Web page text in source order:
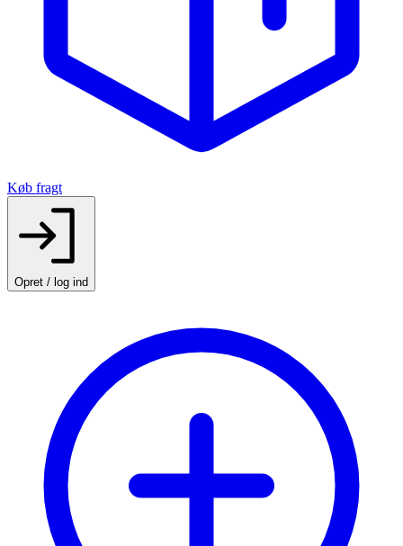
Køb fragt
Opret / log ind